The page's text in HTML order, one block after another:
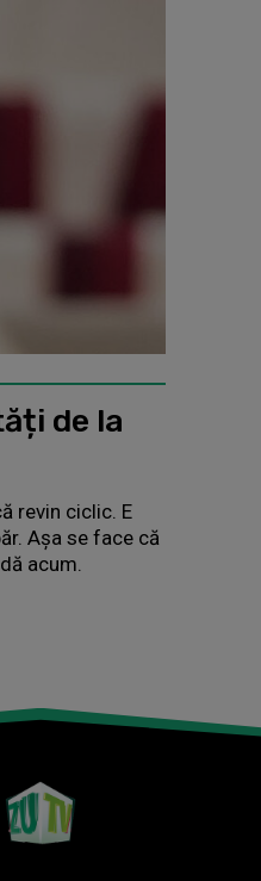
de la
revin ciclic. E
Așa se face că
acum.